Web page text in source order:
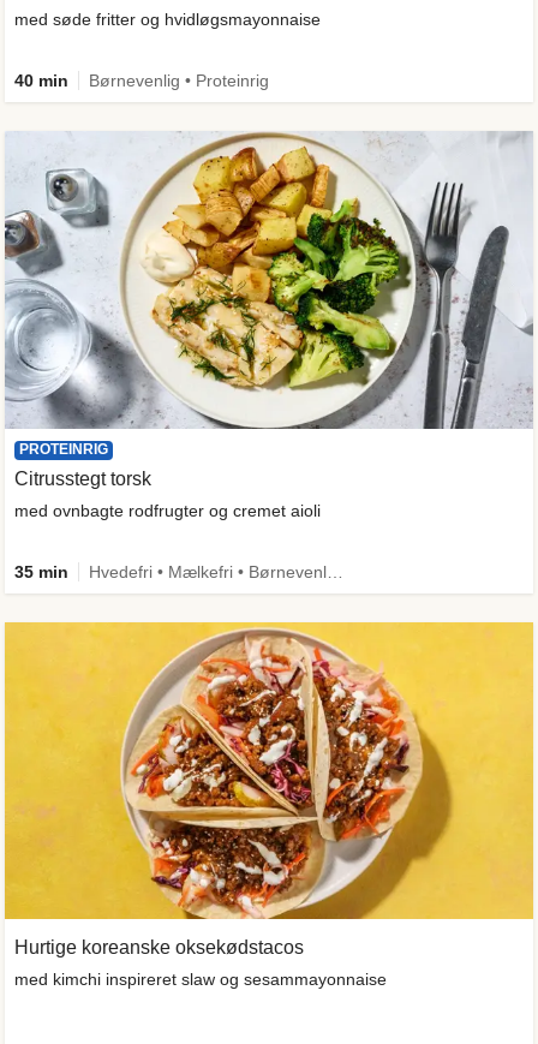
med søde fritter og hvidløgsmayonnaise
40 min Børnevenlig • Proteinrig
PROTEINRIG
Citrusstegt torsk
med ovnbagte rodfrugter og cremet aioli
35 min
Hurtige koreanske oksekødstacos
med kimchi inspireret slaw og sesammayonnaise